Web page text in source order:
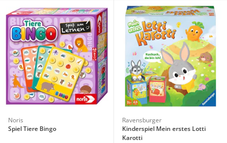
Noris
Spiel Tiere Bingo
Ravensburger
Kinderspiel Mein erstes Lotti
Karotti